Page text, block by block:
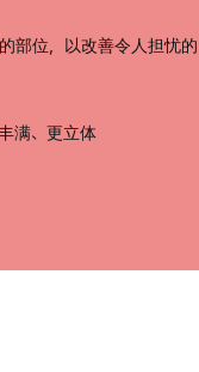
部位，以改善令人担忧的
满、更立体